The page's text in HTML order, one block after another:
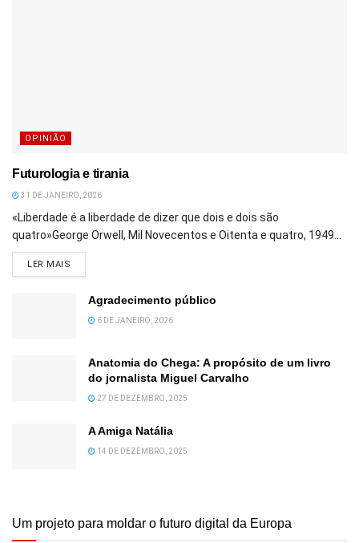
OPINIÃO
Futurologia e tirania
31 DE JANEIRO, 2026
«Liberdade é a liberdade de dizer que dois e dois são
quatro»George Orwell, Mil Novecentos e Oitenta e quatro, 1949...
LER MAIS
Agradecimento público
6 DE JANEIRO, 2026
Anatomia do Chega: A propósito de um livro
do jornalista Miguel Carvalho
27 DE DEZEMBRO, 2025
A Amiga Natália
14 DE DEZEMBRO, 2025
Um projeto para moldar o futuro digital da Europa